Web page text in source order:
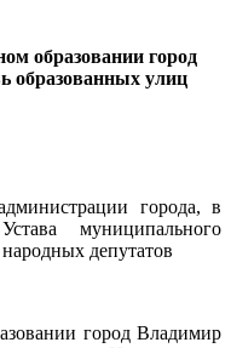
образовании город
образованных улиц
города, в
муниципального
депутатов
город Владимир